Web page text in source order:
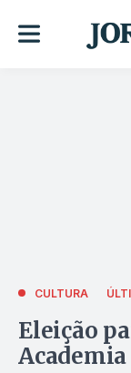
CULTURA
Eleição